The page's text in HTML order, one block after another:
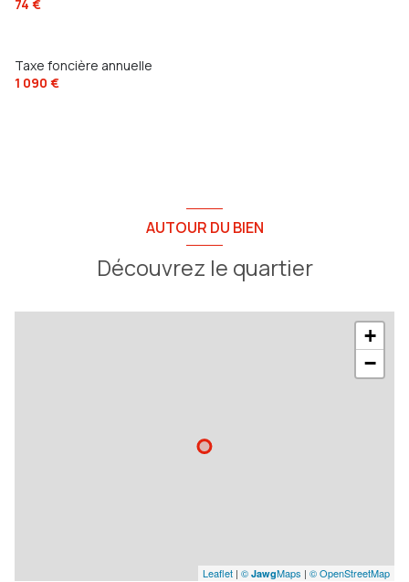
74 €
Taxe foncière annuelle
1 090 €
AUTOUR DU BIEN
Découvrez le quartier
+
−
Leaflet | © JawgMaps | © OpenStreetMap